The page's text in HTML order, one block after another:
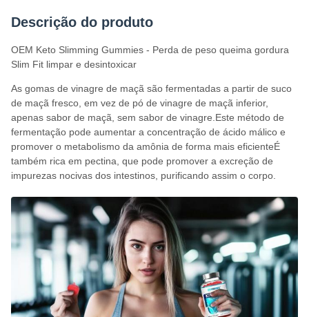
Descrição do produto
OEM Keto Slimming Gummies - Perda de peso queima gordura
Slim Fit limpar e desintoxicar
As gomas de vinagre de maçã são fermentadas a partir de suco
de maçã fresco, em vez de pó de vinagre de maçã inferior,
apenas sabor de maçã, sem sabor de vinagre.Este método de
fermentação pode aumentar a concentração de ácido málico e
promover o metabolismo da amônia de forma mais eficienteÉ
também rica em pectina, que pode promover a excreção de
impurezas nocivas dos intestinos, purificando assim o corpo.